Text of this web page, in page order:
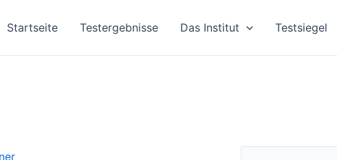
Startseite Testergebnisse Das Institut Testsiegel